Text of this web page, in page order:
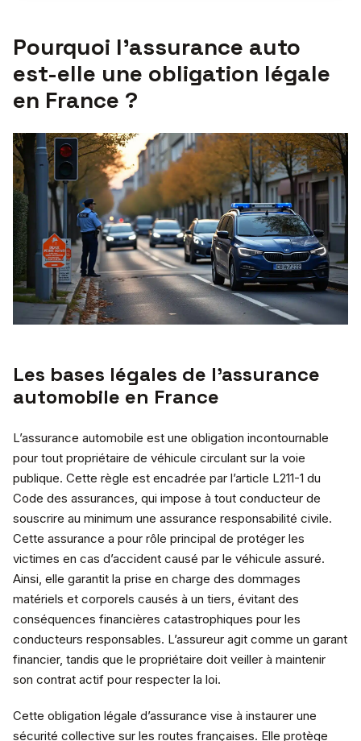
Pourquoi l’assurance auto
est-elle une obligation légale
en France ?
Les bases légales de l’assurance
automobile en France
L’assurance automobile est une obligation incontournable
pour tout propriétaire de véhicule circulant sur la voie
publique. Cette règle est encadrée par l’article L211-1 du
Code des assurances, qui impose à tout conducteur de
souscrire au minimum une assurance responsabilité civile.
Cette assurance a pour rôle principal de protéger les
victimes en cas d’accident causé par le véhicule assuré.
Ainsi, elle garantit la prise en charge des dommages
matériels et corporels causés à un tiers, évitant des
conséquences financières catastrophiques pour les
conducteurs responsables. L’assureur agit comme un garant
financier, tandis que le propriétaire doit veiller à maintenir
son contrat actif pour respecter la loi.
Cette obligation légale d’assurance vise à instaurer une
sécurité collective sur les routes françaises. Elle protège